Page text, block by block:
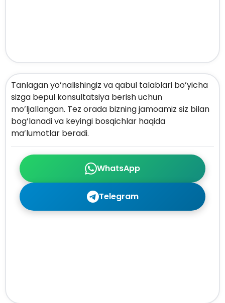
WhatsApp
Telegram
Tanlagan yo’nalishingiz va qabul talablari bo’yicha
sizga bepul konsultatsiya berish uchun
mo’ljallangan. Tez orada bizning jamoamiz siz bilan
bog’lanadi va keyingi bosqichlar haqida
ma’lumotlar beradi.